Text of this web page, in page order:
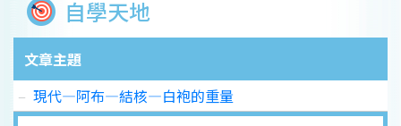
自學天地
文章主題
現代—阿布—結核—白袍的重量